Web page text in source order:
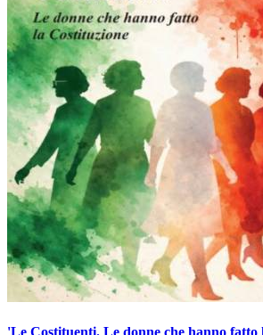
'Le Costituenti. Le donne che hanno fatto